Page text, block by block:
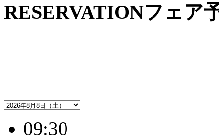
RESERVATIONフェア
09:30